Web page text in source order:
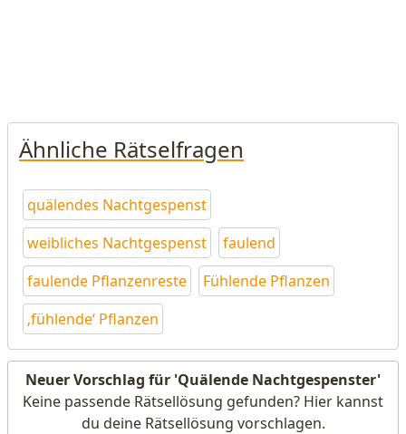
Ähnliche Rätselfragen
quälendes Nachtgespenst
weibliches Nachtgespenst
faulend
faulende Pflanzenreste
Fühlende Pflanzen
‚fühlende‘ Pflanzen
Neuer Vorschlag für 'Quälende Nachtgespenster'
Keine passende Rätsellösung gefunden? Hier kannst
du deine Rätsellösung vorschlagen.